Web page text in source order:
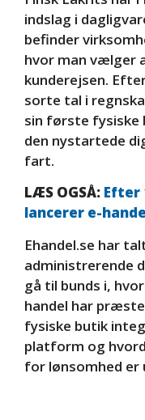
indslag i
befinder
hvor man vælger
kunderejsen.
sorte tal i
sin første fysiske
den nystartede
fart.
LÆS OGSÅ: Efter
lancerer e-
Ehandel.se har
administrerende
gå til bunds i,
handel har
fysiske butik
platform og
for lønsomhed